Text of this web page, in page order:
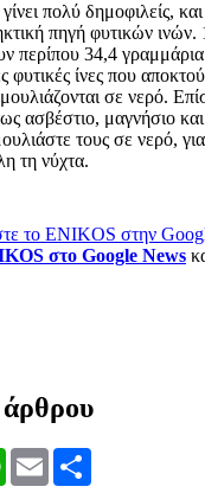
πολύ δημοφιλείς, και
πηγή φυτικών
περίπου 34,4 γραμμάρια
φυτικές ίνες που
σε νερό.
ασβέστιο, μαγνήσιο
τους σε νερό,
τη νύχτα.
το ENIKOS στην
στο Google News
WhatsApp
Email